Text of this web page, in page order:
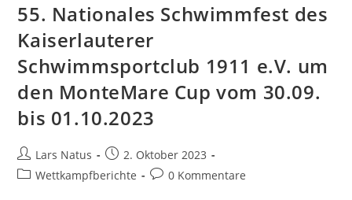
55. Nationales Schwimmfest des
Kaiserlauterer
Schwimmsportclub 1911 e.V. um
den MonteMare Cup vom 30.09.
bis 01.10.2023
Beitrags-
Autor:
Lars Natus
Beitrag
veröffentlicht:
2. Oktober 2023
Beitrags-
Wettkampfberichte
Beitrags-
0 Kommentare